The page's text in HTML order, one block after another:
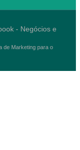
- Negócios e
de Marketing para o